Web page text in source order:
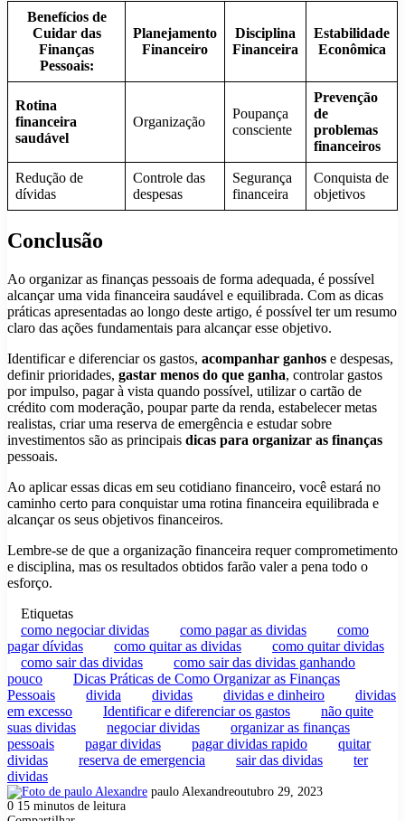
Benefícios de
Cuidar das
Finanças
Pessoais:
Planejamento
Financeiro
Disciplina
Financeira
Estabilidade
Econômica
Rotina
financeira
saudável
Organização
Poupança
consciente
Prevenção
de
problemas
financeiros
Redução de
dívidas
Controle das
despesas
Segurança
financeira
Conquista de
objetivos
Conclusão
Ao organizar as finanças pessoais de forma adequada, é possível
alcançar uma vida financeira saudável e equilibrada. Com as dicas
práticas apresentadas ao longo deste artigo, é possível ter um resumo
claro das ações fundamentais para alcançar esse objetivo.
Identificar e diferenciar os gastos, acompanhar ganhos e despesas,
definir prioridades, gastar menos do que ganha, controlar gastos
por impulso, pagar à vista quando possível, utilizar o cartão de
crédito com moderação, poupar parte da renda, estabelecer metas
realistas, criar uma reserva de emergência e estudar sobre
investimentos são as principais dicas para organizar as finanças
pessoais.
Ao aplicar essas dicas em seu cotidiano financeiro, você estará no
caminho certo para conquistar uma rotina financeira equilibrada e
alcançar os seus objetivos financeiros.
Lembre-se de que a organização financeira requer comprometimento
e disciplina, mas os resultados obtidos farão valer a pena todo o
esforço.
Etiquetas
como negociar dividas
como pagar as dividas
como
pagar dívidas
como quitar as dividas
como quitar dividas
como sair das dividas
como sair das dividas ganhando
pouco
Dicas Práticas de Como Organizar as Finanças
Pessoais
divida dividas dividas e dinheiro
dividas
em excesso
Identificar e diferenciar os gastos
não quite
suas dividas
negociar dividas
organizar as finanças
pessoais
pagar dividas pagar dividas rapido
quitar
dividas
reserva de emergencia sair das dividas
ter
dividas
paulo Alexandreoutubro 29, 2023
0 15 minutos de leitura